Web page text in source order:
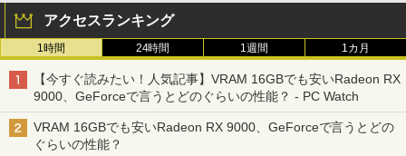
アクセスランキング
1時間 24時間 1週間 1カ月
【今すぐ読みたい！人気記事】VRAM 16GBでも安いRadeon RX
9000、GeForceで言うとどのぐらいの性能？ - PC Watch
VRAM 16GBでも安いRadeon RX 9000、GeForceで言うとどの
ぐらいの性能？